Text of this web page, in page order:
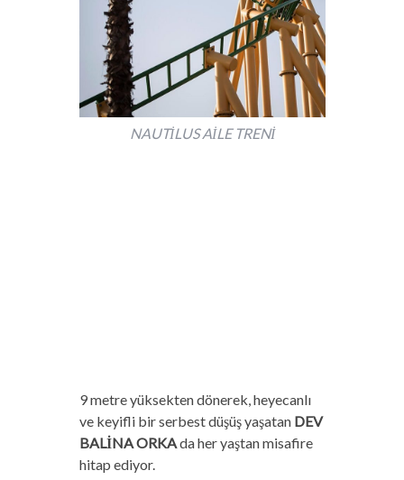
NAUTİLUS AİLE TRENİ
9 metre yüksekten dönerek, heyecanlı
ve keyifli bir serbest düşüş yaşatan DEV
BALİNA ORKAda her yaştan misafire
hitap ediyor.